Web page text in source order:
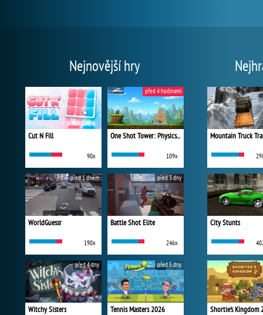
Nejnovější hry
Cut N Fill
90x
One Shot Tower: Physics Destroyer
109x
před 4 hodinami
WorldGuessr
190x
před 1 dnem
Battle Shot Elite
246x
před 3 dny
Witchy Sisters
před 4 dny
Tennis Masters 2026
před 5 dny
Mountain Truck
City Stunts
Shortie's Kingdom